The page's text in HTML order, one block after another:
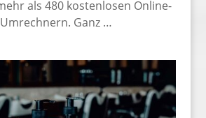
als 480 kostenlosen Online-
Ganz …